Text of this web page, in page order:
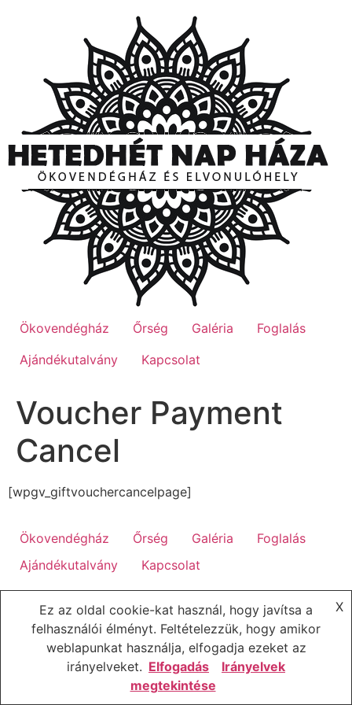
Ökovendégház Őrség Galéria
Foglalás
Ajándékutalvány
Kapcsolat
Voucher Payment
Cancel
[wpgv_giftvouchercancelpage]
Ökovendégház Őrség Galéria
Foglalás
Ajándékutalvány
Kapcsolat
Ez az oldal cookie-kat használ, hogy javítsa a
felhasználói élményt. Feltételezzük, hogy amikor
weblapunkat használja, elfogadja ezeket az
irányelveket.
X
Elfogadás
Irányelvek
megtekintése